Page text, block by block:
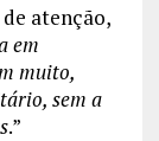
atenção,
em
muito,
sem a
.”